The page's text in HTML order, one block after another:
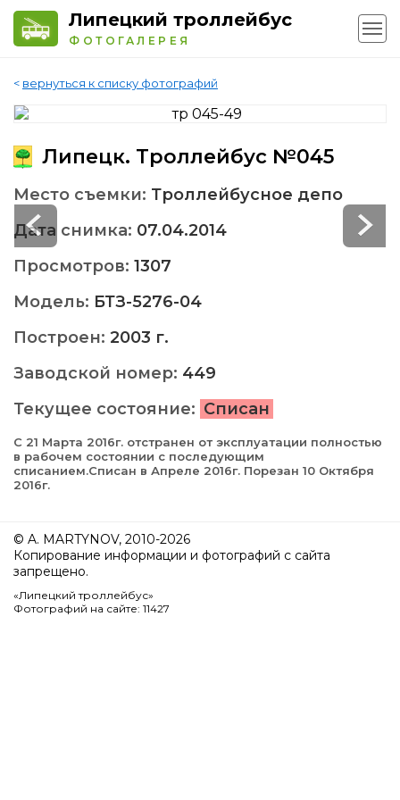
Липецкий троллейбус
ФОТОГАЛЕРЕЯ
< вернуться к списку фотографий
Липецк. Троллейбус №045
Место съемки: Троллейбусное депо
Дата снимка: 07.04.2014
Просмотров: 1307
Модель: БТЗ-5276-04
Построен: 2003 г.
Заводской номер: 449
Текущее состояние: Списан
С 21 Марта 2016г. отстранен от эксплуатации полностью
в рабочем состоянии с последующим
списанием.Списан в Апреле 2016г. Порезан 10 Октября
2016г.
© A. MARTYNOV, 2010-2026
Копирование информации и фотографий с сайта
запрещено.
«Липецкий троллейбус»
Фотографий на сайте: 11427